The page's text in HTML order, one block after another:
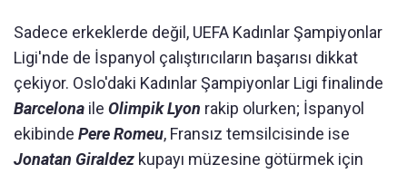
Sadece erkeklerde değil, UEFA Kadınlar Şampiyonlar
Ligi'nde de İspanyol çalıştırıcıların başarısı dikkat
çekiyor. Oslo'daki Kadınlar Şampiyonlar Ligi finalinde
Barcelona ile Olimpik Lyon rakip olurken; İspanyol
ekibinde Pere Romeu, Fransız temsilcisinde ise
Jonatan Giraldez kupayı müzesine götürmek için